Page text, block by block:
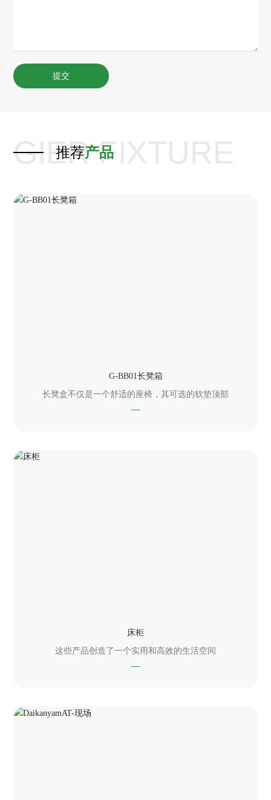
提交
GIER FIXTURE
推荐产品
G-BB01长凳箱
长凳盒不仅是一个舒适的座椅，其可选的软垫顶部
床柜
这些产品创造了一个实用和高效的生活空间